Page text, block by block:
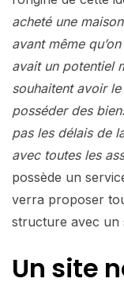
acheté une
avant même
avait un potentiel
souhaitent avoir
posséder des
pas les délais de
avec toutes les
possède un
verra proposer
structure avec un
Un site